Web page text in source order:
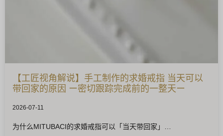
【工匠视角解说】手工制作的求婚戒指 当天可以
带回家的原因 ー密切跟踪完成前的一整天ー
2026-07-11
为什么MITUBACI的求婚戒指可以「当天带回家」